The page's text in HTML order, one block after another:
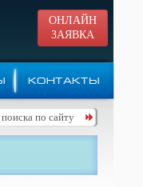
ОНЛАЙН
ЗАЯВКА
КОНТАКТЫ